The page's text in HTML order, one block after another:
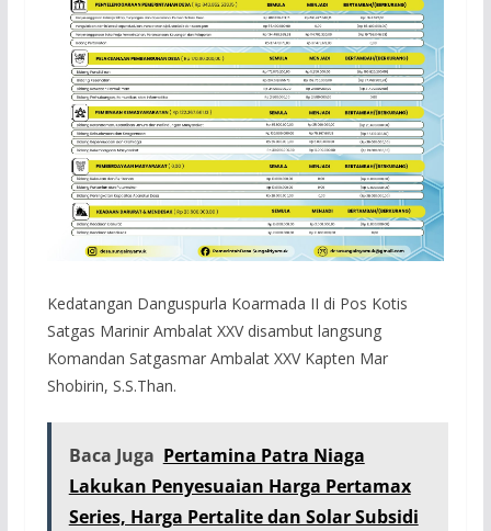
Kedatangan Danguspurla Koarmada II di Pos Kotis
Satgas Marinir Ambalat XXV disambut langsung
Komandan Satgasmar Ambalat XXV Kapten Mar
Shobirin, S.S.Than.
Baca Juga Pertamina Patra Niaga
Lakukan Penyesuaian Harga Pertamax
Series, Harga Pertalite dan Solar Subsidi